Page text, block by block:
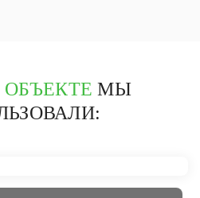
МЫ